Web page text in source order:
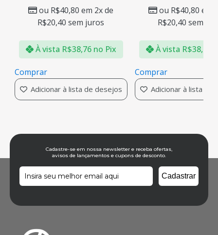
ou R$40,80 em 2x de
R$20,40 sem juros
À vista R$38,76 no Pix
Comprar
Adicionar à lista de desejos
ou R$40,80 em
R$20,40 sem
À vista R$38,76
Comprar
Adicionar à lista de
Cadastre-se em nossa newsletter e receba ofertas,
avisos de lançamentos e cupons de desconto.